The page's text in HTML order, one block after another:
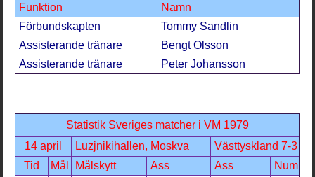
Funktion
Namn
Förbundskapten
Tommy Sandlin
Assisterande tränare
Bengt Olsson
Assisterande tränare
Peter Johansson
Statistik Sveriges matcher i VM 1979
14 april
Luzjnikihallen, Moskva
Västtyskland 7-3
Tid
Mål Målskytt Ass Ass Num